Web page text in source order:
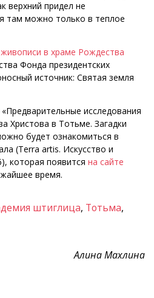
верхний придел не
там можно только в теплое
в храме Рождества
Фонда президентских
источник: Святая земля
исследования
Христова в Тотьме. Загадки
будет ознакомиться в
(Terra artis. Искусство и
которая появится на сайте
время.
штиглица, Тотьма,
Алина Махлина